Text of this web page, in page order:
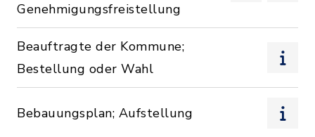
Genehmigungsfreistellung
Beauftragte der Kommune;
Bestellung oder Wahl
Bebauungsplan; Aufstellung